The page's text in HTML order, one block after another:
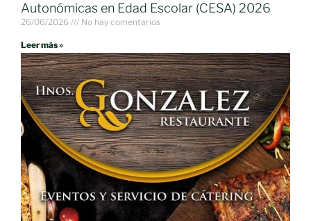
Autonómicas en Edad Escolar (CESA) 2026
26/06/2026 No hay comentarios
Leer más »